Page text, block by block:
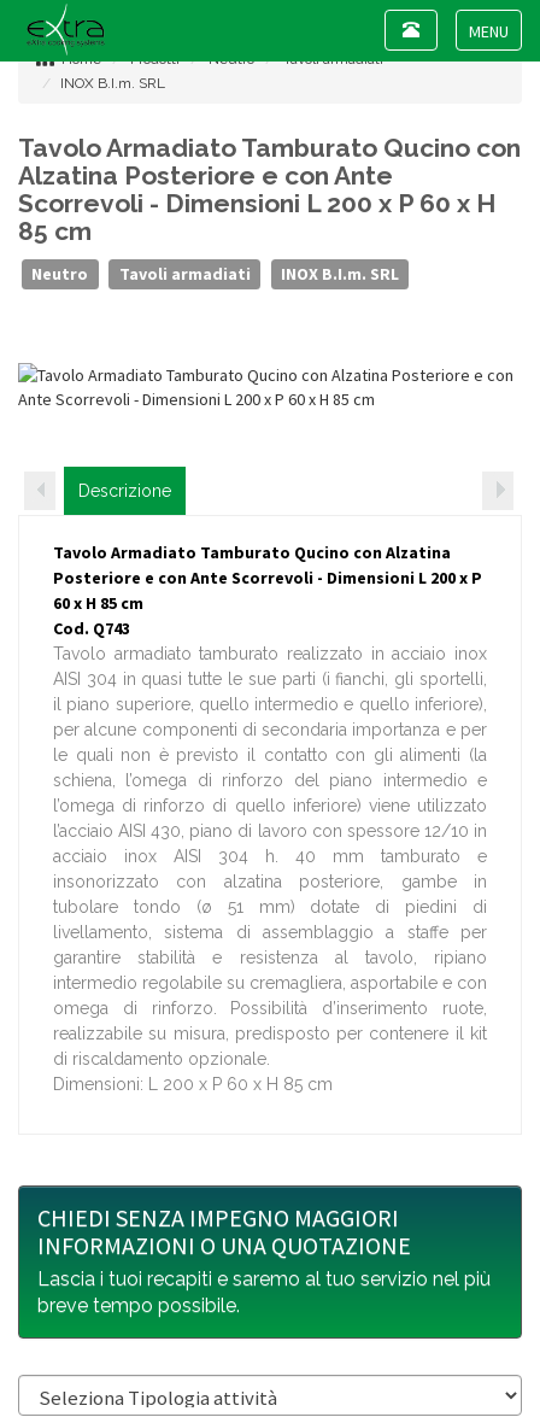
Toggle
Toggle
navigation
Home Prodotti Neutro
Tavoli armadiati
INOX B.I.m. SRL
Tavolo Armadiato Tamburato Qucino con
Alzatina Posteriore e con Ante
Scorrevoli - Dimensioni L 200 x P 60 x H
85 cm
Neutro Tavoli armadiati INOX B.I.m. SRL
Descrizione
Tavolo Armadiato Tamburato Qucino con Alzatina
Posteriore e con Ante Scorrevoli - Dimensioni L 200 x P
60 x H 85 cm
Cod. Q743
Tavolo armadiato tamburato realizzato in acciaio inox
AISI 304 in quasi tutte le sue parti (i fianchi, gli sportelli,
il piano superiore, quello intermedio e quello inferiore),
per alcune componenti di secondaria importanza e per
le quali non è previsto il contatto con gli alimenti (la
schiena, l’omega di rinforzo del piano intermedio e
l’omega di rinforzo di quello inferiore) viene utilizzato
l’acciaio AISI 430, piano di lavoro con spessore 12/10 in
acciaio inox AISI 304 h. 40 mm tamburato e
insonorizzato con alzatina posteriore, gambe in
tubolare tondo (ø 51 mm) dotate di piedini di
livellamento, sistema di assemblaggio a staffe per
garantire stabilità e resistenza al tavolo, ripiano
intermedio regolabile su cremagliera, asportabile e con
omega di rinforzo. Possibilità d’inserimento ruote,
realizzabile su misura, predisposto per contenere il kit
di riscaldamento opzionale.
Dimensioni: L 200 x P 60 x H 85 cm
CHIEDI SENZA IMPEGNO MAGGIORI
INFORMAZIONI O UNA QUOTAZIONE
Lascia i tuoi recapiti e saremo al tuo servizio nel più
breve tempo possibile.